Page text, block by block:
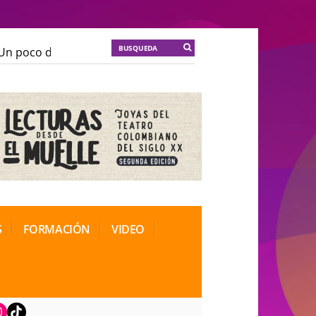
poco de locura para la cordura
Soma
de Teatro Rosa
FORMACIÓN VIDEO
TikTok